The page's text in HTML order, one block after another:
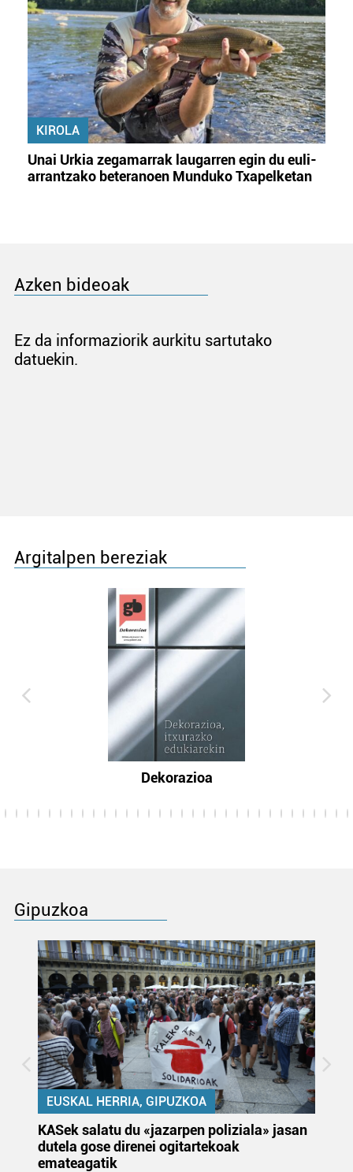
KIROLA
Unai Urkia zegamarrak laugarren egin du euli-
arrantzako beteranoen Munduko Txapelketan
Azken bideoak
Ez da informaziorik aurkitu sartutako
datuekin.
Argitalpen bereziak
Dekorazioa
Gipuzkoa
EUSKAL HERRIA, GIPUZKOA
KASek salatu du «jazarpen poliziala» jasan
dutela gose direnei ogitartekoak
emateagatik